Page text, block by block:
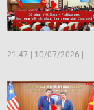
21:47 10/07/2026